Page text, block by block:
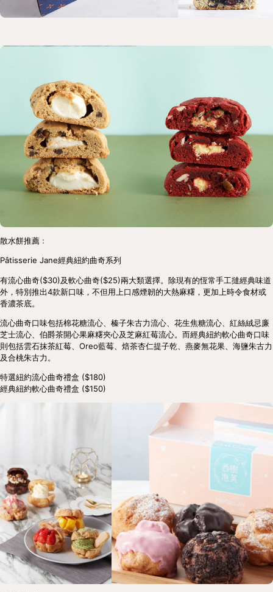
散水餅推薦﹕
Pâtisserie Jane經典紐約曲奇系列
有流心曲奇($30)及軟心曲奇($25)兩大類選擇。除現有的恆常手工撻經典味道
外，特別推出4款新口味，不但用上口感煙韌的大熱麻糬，更加上時令食材或
香濃茶底。
流心曲奇口味包括棉花糖流心、榛子朱古力流心、花生焦糖流心、紅絲絨忌廉
芝士流心、伯爵茶開心果麻糬夾心及芝麻紅莓流心。而經典紐約軟心曲奇口味
則包括雲石抹茶紅莓、Oreo藍莓、焙茶杏仁提子乾、燕麥無花果、海鹽朱古力
及合桃朱古力。
特選紐約流心曲奇禮盒 ($180)
經典紐約軟心曲奇禮盒 ($150)